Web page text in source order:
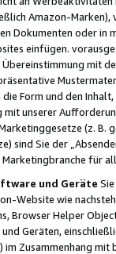
Amazon-
Dokumenten oder in
einfügen.
mit
Form und den
unserer
(z. B.
sind Sie der
für
und Geräte
Website wie
Browser Helper
Geräten,
im Zusammenhang